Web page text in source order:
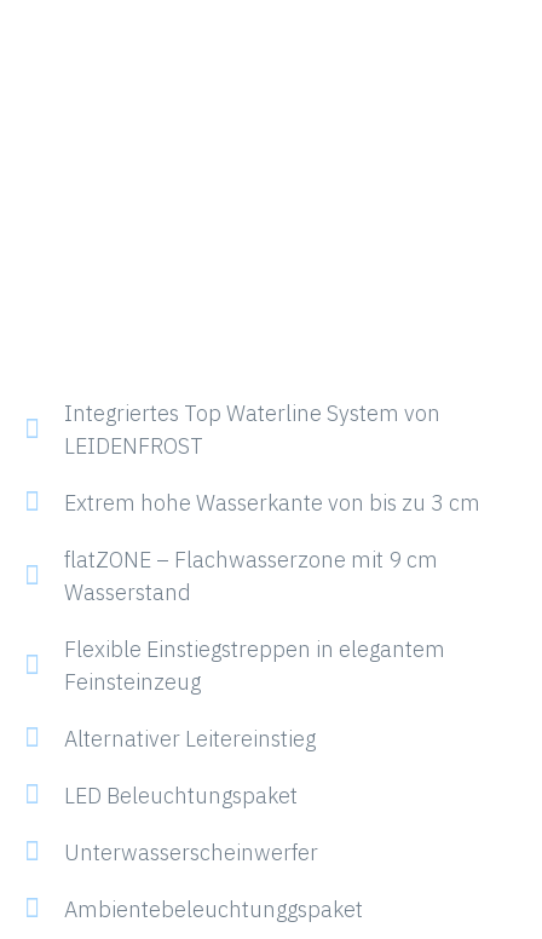
Integriertes Top Waterline System von
LEIDENFROST
Extrem hohe Wasserkante von bis zu 3 cm
flatZONE – Flachwasserzone mit 9 cm
Wasserstand
Flexible Einstiegstreppen in elegantem
Feinsteinzeug
Alternativer Leitereinstieg
LED Beleuchtungspaket
Unterwasserscheinwerfer
Ambientebeleuchtunggspaket